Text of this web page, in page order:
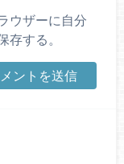
ウザーに自分
する。